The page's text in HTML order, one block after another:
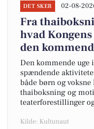
DET SKER 02-08-
Fra
hvad
den
Den kommende uge
spændende
både børn og
thaiboksning og
teaterforestillinger
Kilde: Kultunaut